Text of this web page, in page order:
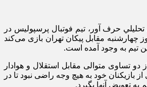
حرف آور، تیم فوتبال پرسپولیس در
از ساعت ۱۶ امروز چهارشنبه مقابل پیکان تهران بازی می‌کند
تیم به وجود آمده است.
تساوی متوالی مقابل استقلال و هوادار
بازیکنان خود به هیچ وجه راضی نبود تا در
به تعویض آنها بگیرد.